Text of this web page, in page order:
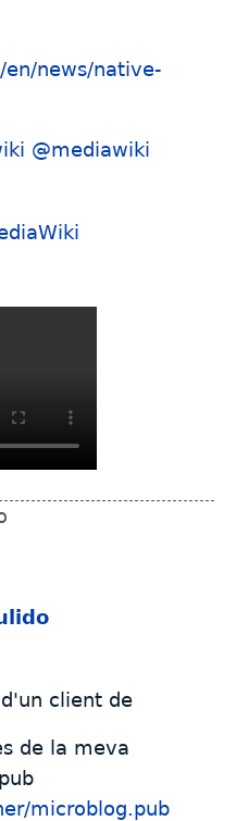
en/news/native-
@mediawiki
client de
de la meva
microblog.pub